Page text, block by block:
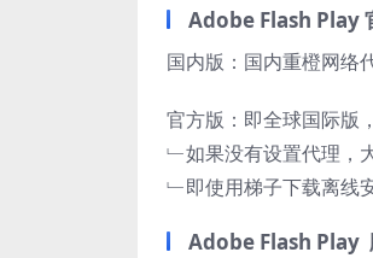
Adobe Flash Play
国内版：国内重橙网络
官方版：即全球国际版
﹂如果没有设置代理，
﹂即使用梯子下载离线
Adobe Flash Play